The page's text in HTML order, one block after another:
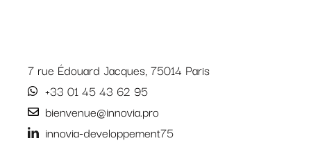
7 rue Édouard Jacques, 75014 Paris
+33 01 45 43 62 95
bienvenue@innovia.pro
innovia-developpement75